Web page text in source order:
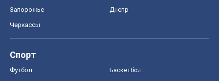
Запорожье Днепр
Черкассы
Спорт
Футбол Баскетбол